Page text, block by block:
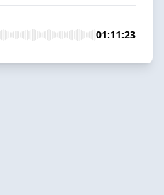
01:11:23